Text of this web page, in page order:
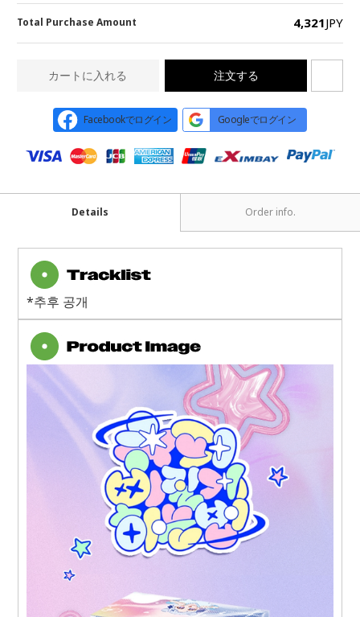
Total Purchase Amount 4,321JPY
カートに入れる 注文する
Facebookでログイン Googleでログイン
Details Order info.
*추후 공개